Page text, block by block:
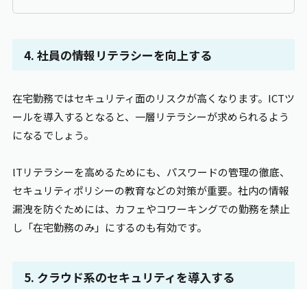
4. 社員の情報リテラシーを向上する
在宅勤務ではセキュリティ面のリスクが高くなります。ICTツ
ールを導入するとなると、一層リテラシーが求められるよう
になるでしょう。
lTリテラシーを高めるためにも、パスワードの管理の徹底、
セキュリティポリシーの教育などの対策が重要。社内の情報
漏洩を防ぐためには、カフェやコワーキングでの勤務を禁止
し「在宅勤務のみ」にするのも有効です。
5. クラウド系のセキュリティを導入する